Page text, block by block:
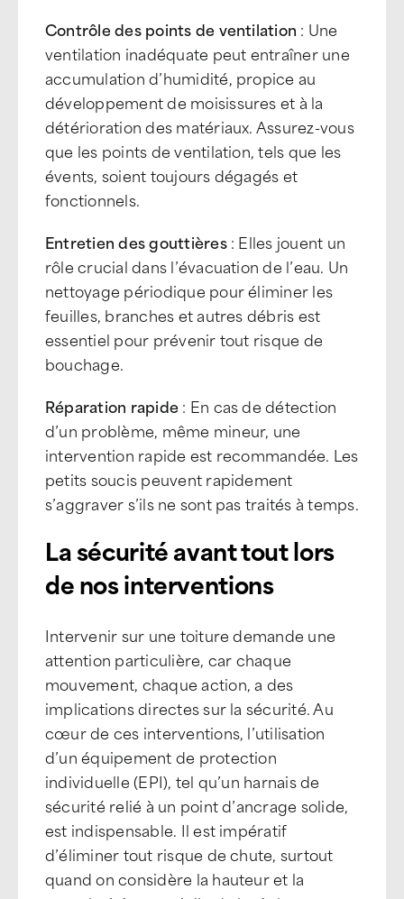
Contrôle des points de ventilation : Une
ventilation inadéquate peut entraîner une
accumulation d’humidité, propice au
développement de moisissures et à la
détérioration des matériaux. Assurez-vous
que les points de ventilation, tels que les
évents, soient toujours dégagés et
fonctionnels.
Entretien des gouttières: Elles jouent un
rôle crucial dans l’évacuation de l’eau. Un
nettoyage périodique pour éliminer les
feuilles, branches et autres débris est
essentiel pour prévenir tout risque de
bouchage.
Réparation rapide: En cas de détection
d’un problème, même mineur, une
intervention rapide est recommandée. Les
petits soucis peuvent rapidement
s’aggraver s’ils ne sont pas traités à temps.
La sécurité avant tout lors
de nos interventions
Intervenir sur une toiture demande une
attention particulière, car chaque
mouvement, chaque action, a des
implications directes sur la sécurité. Au
cœur de ces interventions, l’utilisation
d’un équipement de protection
individuelle (EPI), tel qu’un harnais de
sécurité relié à un point d’ancrage solide,
est indispensable. Il est impératif
d’éliminer tout risque de chute, surtout
quand on considère la hauteur et la